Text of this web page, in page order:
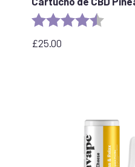
Valoración:
£25.00